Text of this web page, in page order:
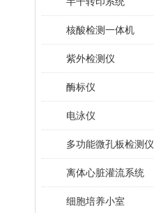
核酸检测一体机
紫外检测仪
酶标仪
电泳仪
多功能微孔板检测仪
离体心脏灌流系统
细胞培养小室